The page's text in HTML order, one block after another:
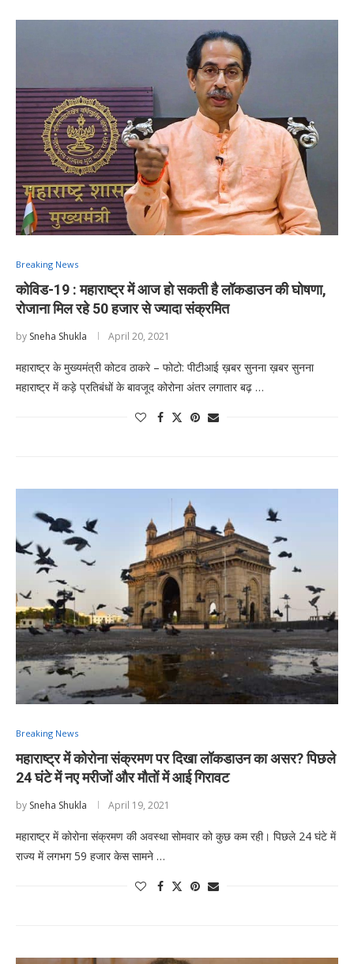
Breaking News
कोविड-19 : महाराष्ट्र में आज हो सकती है लॉकडाउन की घोषणा,
रोजाना मिल रहे 50 हजार से ज्यादा संक्रमित
by Sneha Shukla April 20, 2021
महाराष्ट्र के मुख्यमंत्री कोटव ठाकरे – फोटो: पीटीआई ख़बर सुनना ख़बर सुनना
महाराष्ट्र में कड़े प्रतिबंधों के बावजूद कोरोना अंतर लगातार बढ़ …
Breaking News
महाराष्ट्र में कोरोना संक्रमण पर दिखा लॉकडाउन का असर? पिछले
24 घंटे में नए मरीजों और मौतों में आई गिरावट
by Sneha Shukla April 19, 2021
महाराष्ट्र में कोरोना संक्रमण की अवस्था सोमवार को कुछ कम रही। पिछले 24 घंटे में
राज्य में लगभग 59 हजार केस सामने …